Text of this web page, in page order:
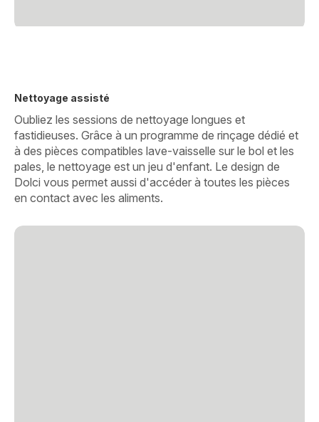
Nettoyage assisté
Oubliez les sessions de nettoyage longues et
fastidieuses. Grâce à un programme de rinçage dédié et
à des pièces compatibles lave-vaisselle sur le bol et les
pales, le nettoyage est un jeu d'enfant. Le design de
Dolci vous permet aussi d'accéder à toutes les pièces
en contact avec les aliments.